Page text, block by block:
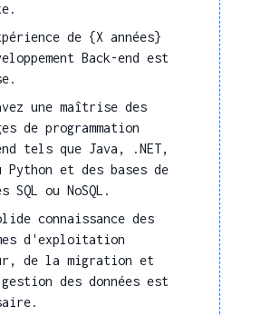
de {X années}
Back-end est
une maîtrise des
de programmation
tels que Java, .NET,
Python et des bases de
SQL ou NoSQL.
connaissance des
d'exploitation
de la migration et
des données est